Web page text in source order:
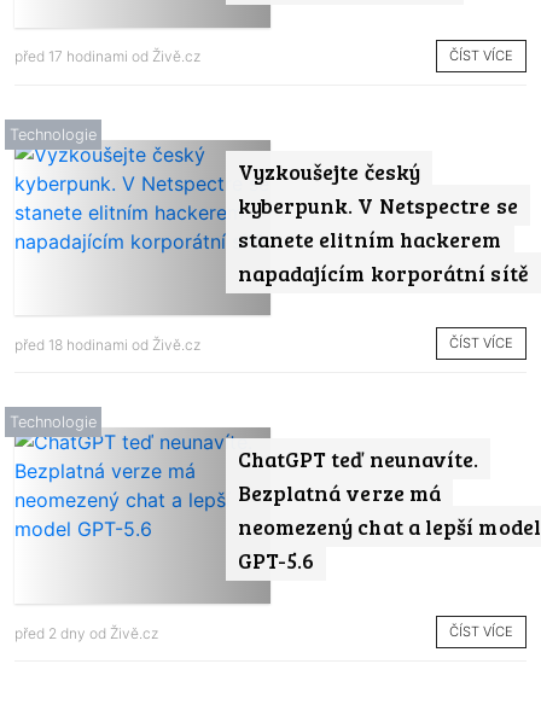
před 17 hodinami od Živě.cz ČÍST VÍCE
Vyzkoušejte český
kyberpunk. V Netspectre se
stanete elitním hackerem
napadajícím korporátní sítě
Technologie
před 18 hodinami od Živě.cz ČÍST VÍCE
ChatGPT teď neunavíte.
Bezplatná verze má
neomezený chat a lepší model
GPT-5.6
Technologie
před 2 dny od Živě.cz ČÍST VÍCE